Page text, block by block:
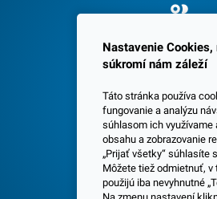
Spokojných 3600
Centrála a predajňa v
Nastavenie Cookies,
súkromí nám záleží
Táto stránka používa
fungovanie a analýzu
súhlasom ich využívame
obsahu a zobrazovanie
„Prijať všetky“ súhlasíte
Môžete tiež odmietnuť, v
použijú iba nevyhnutné